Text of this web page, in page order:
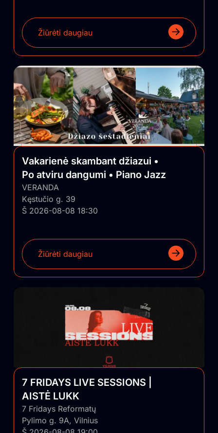
Žiūrėti daugiau
Vakarienė skambant džiazui •
Po atviru dangumi • Piano Jazz
VERANDA
Kęstučio g. 39
Š 2026-08-08 18:30
Žiūrėti daugiau
7 FRIDAYS LIVE SESSIONS |
AISTĖ LUKK
7 Fridays Reformatų
Pylimo g. 9A, Vilnius